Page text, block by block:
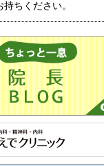
ちください。